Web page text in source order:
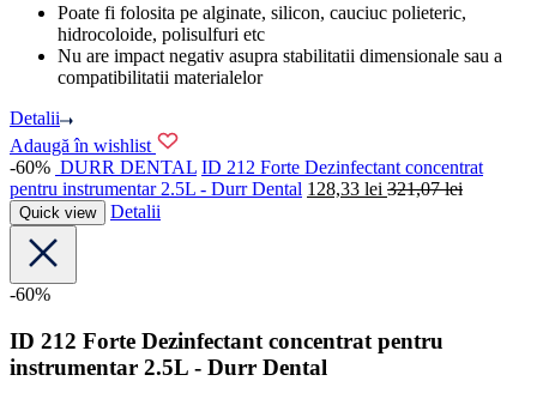
Poate fi folosita pe alginate, silicon, cauciuc polieteric,
hidrocoloide, polisulfuri etc
Nu are impact negativ asupra stabilitatii dimensionale sau a
compatibilitatii materialelor
Detalii
Adaugă în wishlist
-60% DURR DENTAL ID 212 Forte Dezinfectant concentrat
pentru instrumentar 2.5L - Durr Dental 128,33 lei 321,07lei
Quick view Detalii
-60%
ID 212 Forte Dezinfectant concentrat pentru
instrumentar 2.5L - Durr Dental